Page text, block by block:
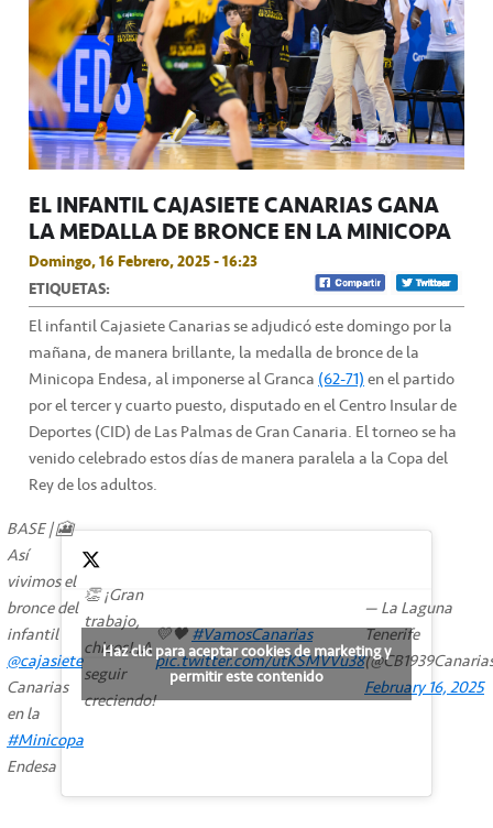
EL INFANTIL CAJASIETE CANARIAS GANA
LA MEDALLA DE BRONCE EN LA MINICOPA
Domingo, 16 Febrero, 2025 - 16:23
ETIQUETAS:
El infantil Cajasiete Canarias se adjudicó este domingo por la
mañana, de manera brillante, la medalla de bronce de la
Minicopa Endesa, al imponerse al Granca (62-71)en el partido
por el tercer y cuarto puesto, disputado en el Centro Insular de
Deportes (CID) de Las Palmas de Gran Canaria. El torneo se ha
venido celebrado estos días de manera paralela a la Copa del
Rey de los adultos.
BASE | 🎦
Así
vivimos el
bronce del
infantil
@cajasiete
Canarias
en la
#Minicopa
Endesa
👏 ¡Gran
trabajo,
chicos! ¡A
seguir
creciendo!
💛🖤#VamosCanarias
pic.twitter.com/utKSMVVu38
— La Laguna
Tenerife
February 16, 2025
Haz clic para aceptar cookies de marketing y
permitir este contenido